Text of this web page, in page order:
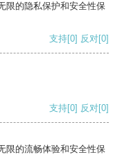
限的隐私保护和安全性保
支持[0] 反对[0]
支持[0] 反对[0]
限的流畅体验和安全性保